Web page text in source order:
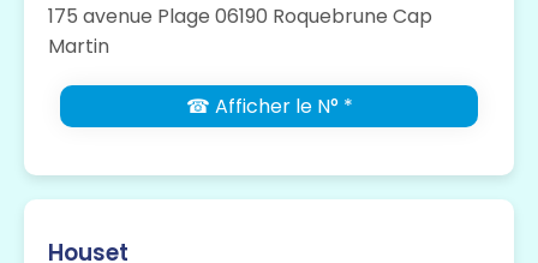
175 avenue Plage 06190 Roquebrune Cap
Martin
☎ Afficher le N° *
Houset